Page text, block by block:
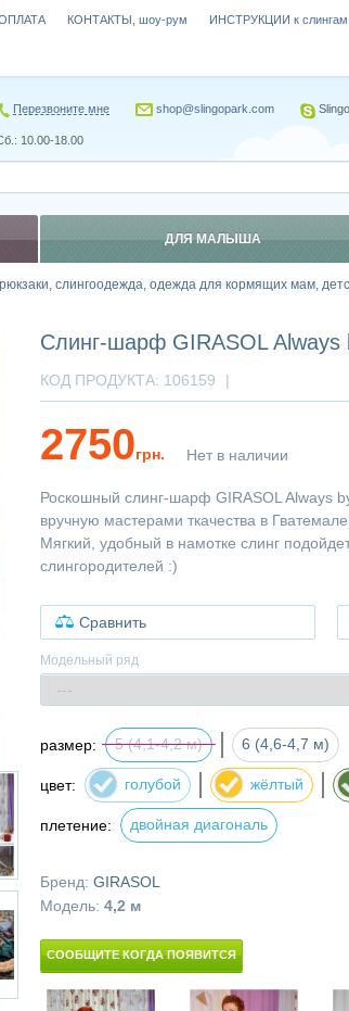
слингоодежда, одежда для кормящих мам,
Слинг-шарф GIRASOL Always
КОД ПРОДУКТА: 106159 |
2750грн. Нет в наличии
Роскошный слинг-шарф GIRASOL Always
вручную мастерами ткачества в
Мягкий, удобный в намотке слинг
слингородителей :)
Сравнить
Модельный ряд
размер: 5 (4,1-4,2 м) 6 (4,6-4,7 м)
цвет: голубой жёлтый
плетение: двойная диагональ
Бренд: GIRASOL
Модель: 4,2 м
СООБЩИТЕ КОГДА ПОЯВИТСЯ
КОНТАКТЫ, шоу-рум ИНСТРУКЦИИ к слингам
Перезвоните мне shop@slingopark.com
10.00-18.00
ДЛЯ МАЛЫША